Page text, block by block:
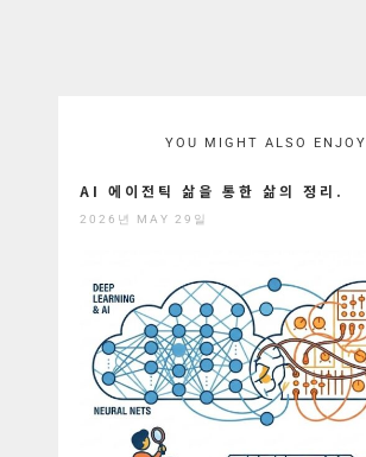
YOU MIGHT ALSO ENJOY
AI 에이전틱 삶을 통한 삶의 정리.
2026년 MAY 29일